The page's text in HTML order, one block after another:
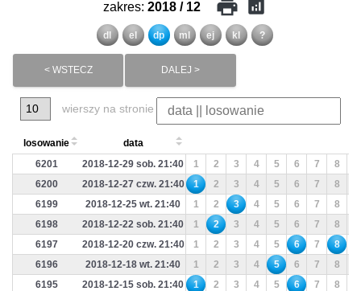
zakres: 2018 / 12 print analytics
dl el dp ml ej kl ?
< WSTECZ DALEJ >
wierszy na stronie
losowanie
data
6201
2018-12-29 sob. 21:40 1 2 3 4 5 6 7 8
6200
2018-12-27 czw. 21:40 1 2 3 4 5 6 7 8
6199
2018-12-25 wt. 21:40 1 2 3 4 5 6 7 8
6198
2018-12-22 sob. 21:40 1 2 3 4 5 6 7 8
6197
2018-12-20 czw. 21:40 1 2 3 4 5 6 7 8
6196
2018-12-18 wt. 21:40 1 2 3 4 5 6 7 8
6195
2018-12-15 sob. 21:40 1 2 3 4 5 6 7 8